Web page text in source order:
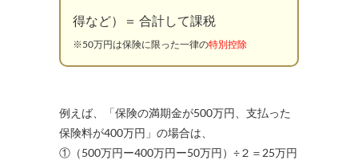
得など）＝ 合計して課税
※50万円は保険に限った一律の特別控除
例えば、「保険の満期金が500万円、支払った
保険料が400万円」の場合は、
①（500万円ー400万円ー50万円）÷２＝25万円